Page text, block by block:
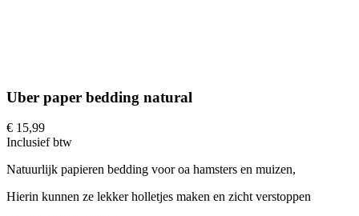
Uber paper bedding natural
€ 15,99
Inclusief btw
Natuurlijk papieren bedding voor oa hamsters en muizen,
Hierin kunnen ze lekker holletjes maken en zicht verstoppen